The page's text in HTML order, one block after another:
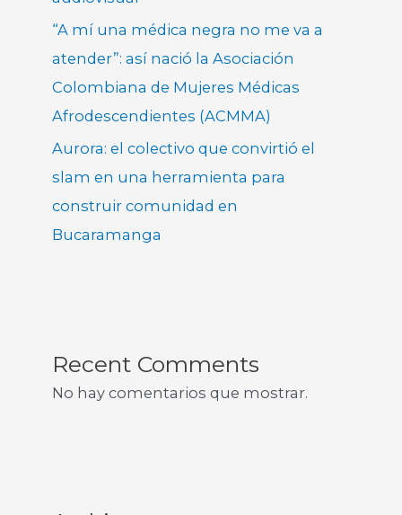
“A mí una médica negra no me va a
atender”: así nació la Asociación
Colombiana de Mujeres Médicas
Afrodescendientes (ACMMA)
Aurora: el colectivo que convirtió el
slam en una herramienta para
construir comunidad en
Bucaramanga
Recent Comments
No hay comentarios que mostrar.